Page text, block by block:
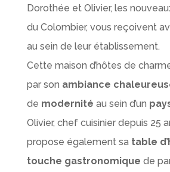
Dorothée et Olivier, les
du Colombier, vous reçoivent
au sein de leur établissement.
Cette maison d’hôtes de
par son ambiance
de modernité au sein d’un
Olivier, chef cuisinier depuis 25
propose également sa table
touche gastronomique de